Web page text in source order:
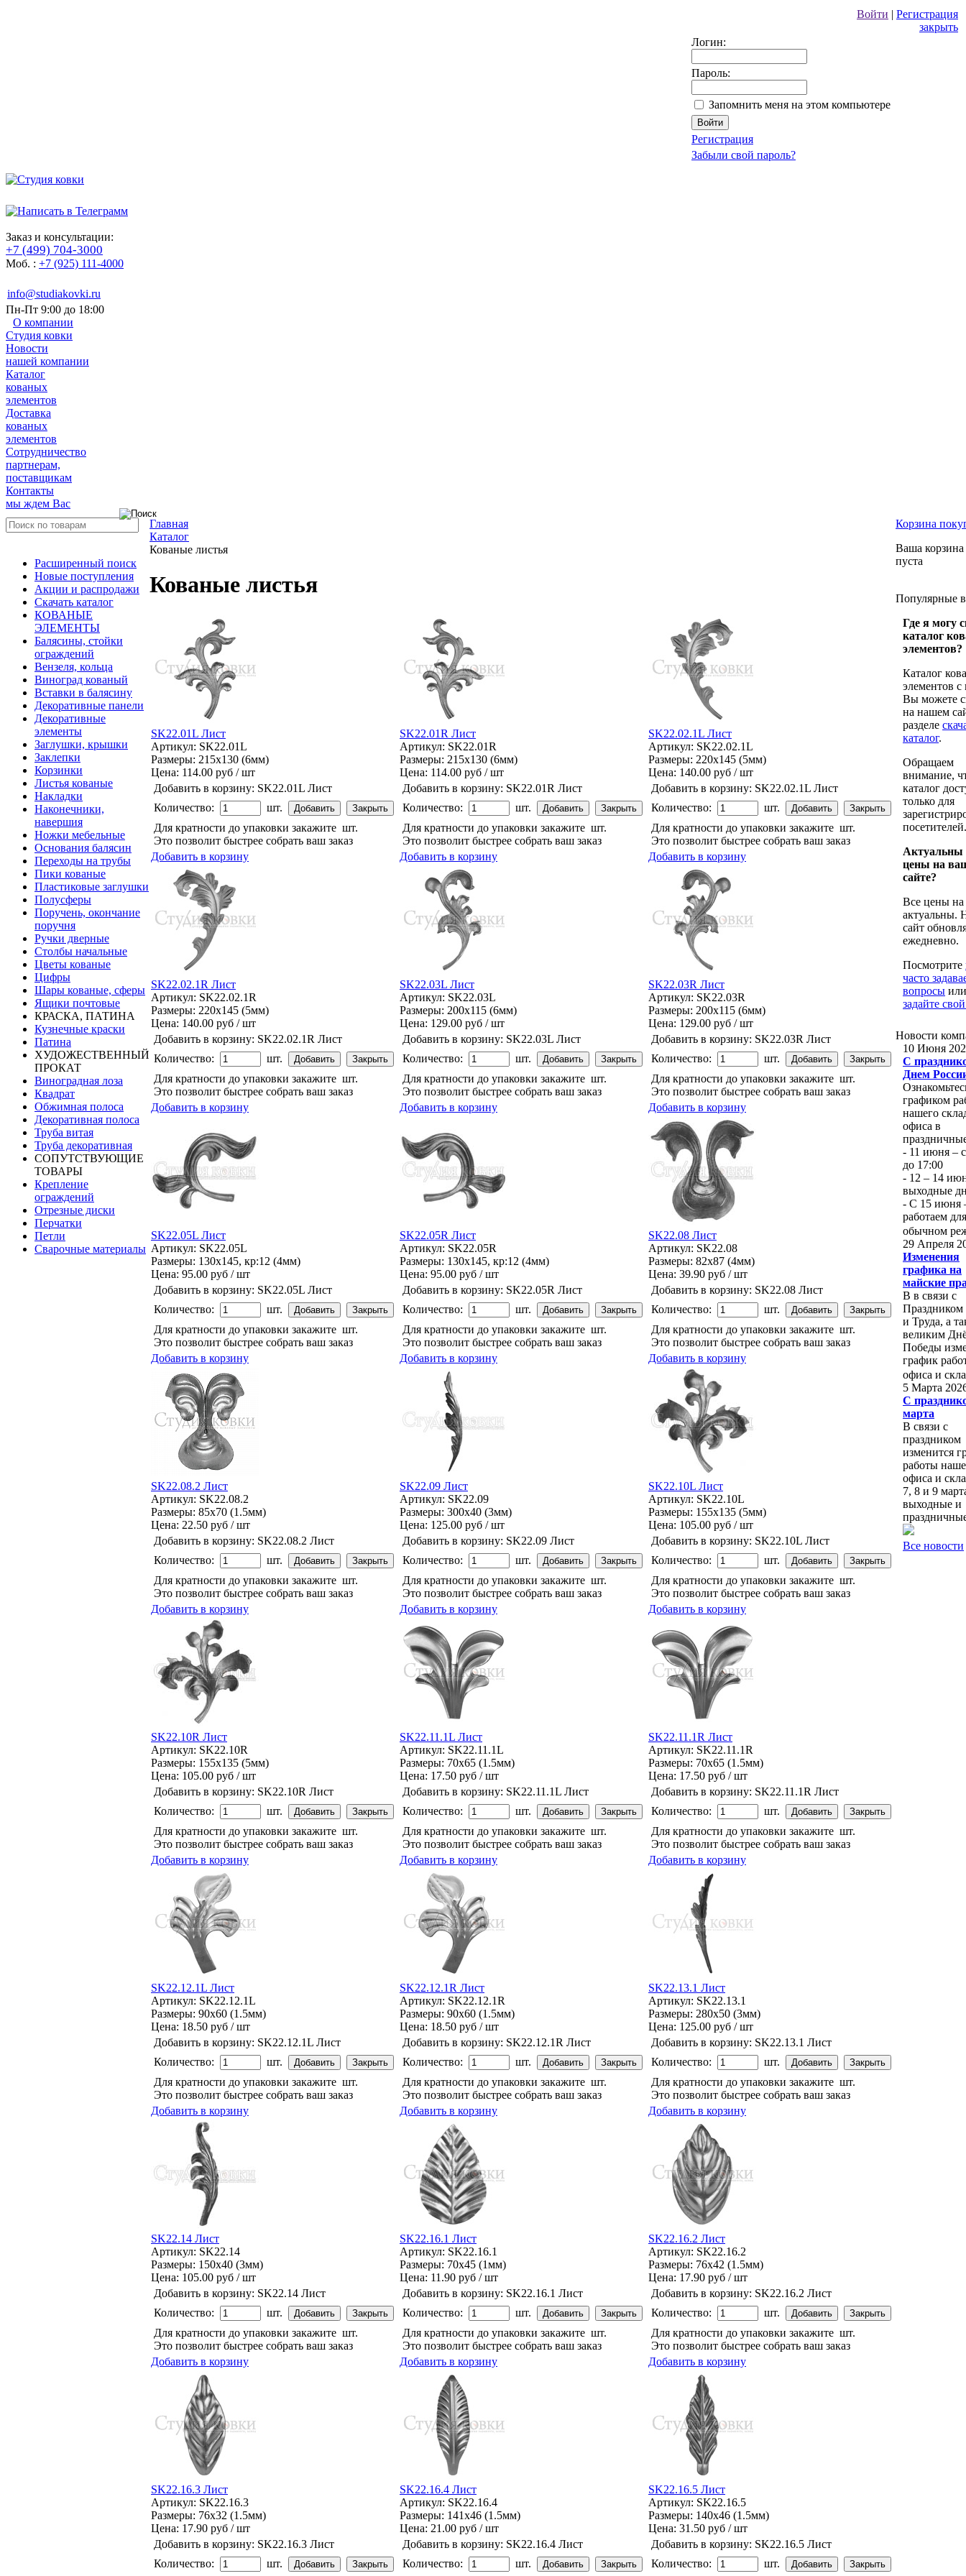
Войти | Регистрация
закрыть
Логин:
Пароль:
Запомнить меня на этом компьютере
Регистрация
Забыли свой пароль?
Заказ и консультации:
+7 (499) 704-3000
Моб. : +7 (925) 111-4000
info@studiakovki.ru
Пн-Пт 9:00 до 18:00
О компании
Студия ковки
Новости
нашей компании
Каталог
кованых
элементов
Доставка
кованых
элементов
Сотрудничество
партнерам,
поставщикам
Контакты
мы ждем Вас
Расширенный поиск
Новые поступления
Акции и распродажи
Скачать каталог
КОВАНЫЕ
ЭЛЕМЕНТЫ
Балясины, стойки
ограждений
Вензеля, кольца
Виноград кованый
Вставки в балясину
Декоративные панели
Декоративные
элементы
Заглушки, крышки
Заклепки
Корзинки
Листья кованые
Накладки
Наконечники,
навершия
Ножки мебельные
Основания балясин
Переходы на трубы
Пики кованые
Пластиковые заглушки
Полусферы
Поручень, окончание
поручня
Ручки дверные
Столбы начальные
Цветы кованые
Цифры
Шары кованые, сферы
Ящики почтовые
КРАСКА, ПАТИНА
Кузнечные краски
Патина
ХУДОЖЕСТВЕННЫЙ
ПРОКАТ
Виноградная лоза
Квадрат
Обжимная полоса
Декоративная полоса
Труба витая
Труба декоративная
СОПУТСТВУЮЩИЕ
ТОВАРЫ
Крепление
ограждений
Отрезные диски
Перчатки
Петли
Сварочные материалы
Главная
Каталог
Кованые листья
Кованые листья
SK22.01L Лист
Артикул: SK22.01L
Размеры: 215x130 (6мм)
Цена: 114.00 руб / шт
Добавить в корзину: SK22.01L Лист
Количество:
шт.
Для кратности до упаковки закажите шт.
Это позволит быстрее собрать ваш заказ
Добавить в корзину
SK22.01R Лист
Артикул: SK22.01R
Размеры: 215x130 (6мм)
Цена: 114.00 руб / шт
Добавить в корзину: SK22.01R Лист
Количество:
шт.
Для кратности до упаковки закажите шт.
Это позволит быстрее собрать ваш заказ
Добавить в корзину
SK22.02.1L Лист
Артикул: SK22.02.1L
Размеры: 220x145 (5мм)
Цена: 140.00 руб / шт
Добавить в корзину: SK22.02.1L Лист
Количество:
шт.
Для кратности до упаковки закажите шт.
Это позволит быстрее собрать ваш заказ
Добавить в корзину
SK22.02.1R Лист
Артикул: SK22.02.1R
Размеры: 220x145 (5мм)
Цена: 140.00 руб / шт
Добавить в корзину: SK22.02.1R Лист
Количество:
шт.
Для кратности до упаковки закажите шт.
Это позволит быстрее собрать ваш заказ
Добавить в корзину
SK22.03L Лист
Артикул: SK22.03L
Размеры: 200x115 (6мм)
Цена: 129.00 руб / шт
Добавить в корзину: SK22.03L Лист
Количество:
шт.
Для кратности до упаковки закажите шт.
Это позволит быстрее собрать ваш заказ
Добавить в корзину
SK22.03R Лист
Артикул: SK22.03R
Размеры: 200x115 (6мм)
Цена: 129.00 руб / шт
Добавить в корзину: SK22.03R Лист
Количество:
шт.
Для кратности до упаковки закажите шт.
Это позволит быстрее собрать ваш заказ
Добавить в корзину
SK22.05L Лист
Артикул: SK22.05L
Размеры: 130x145, кр:12 (4мм)
Цена: 95.00 руб / шт
Добавить в корзину: SK22.05L Лист
Количество:
шт.
Для кратности до упаковки закажите шт.
Это позволит быстрее собрать ваш заказ
Добавить в корзину
SK22.05R Лист
Артикул: SK22.05R
Размеры: 130x145, кр:12 (4мм)
Цена: 95.00 руб / шт
Добавить в корзину: SK22.05R Лист
Количество:
шт.
Для кратности до упаковки закажите шт.
Это позволит быстрее собрать ваш заказ
Добавить в корзину
SK22.08 Лист
Артикул: SK22.08
Размеры: 82x87 (4мм)
Цена: 39.90 руб / шт
Добавить в корзину: SK22.08 Лист
Количество:
шт.
Для кратности до упаковки закажите шт.
Это позволит быстрее собрать ваш заказ
Добавить в корзину
SK22.08.2 Лист
Артикул: SK22.08.2
Размеры: 85x70 (1.5мм)
Цена: 22.50 руб / шт
Добавить в корзину: SK22.08.2 Лист
Количество:
шт.
Для кратности до упаковки закажите шт.
Это позволит быстрее собрать ваш заказ
Добавить в корзину
SK22.09 Лист
Артикул: SK22.09
Размеры: 300x40 (3мм)
Цена: 125.00 руб / шт
Добавить в корзину: SK22.09 Лист
Количество:
шт.
Для кратности до упаковки закажите шт.
Это позволит быстрее собрать ваш заказ
Добавить в корзину
SK22.10L Лист
Артикул: SK22.10L
Размеры: 155x135 (5мм)
Цена: 105.00 руб / шт
Добавить в корзину: SK22.10L Лист
Количество:
шт.
Для кратности до упаковки закажите шт.
Это позволит быстрее собрать ваш заказ
Добавить в корзину
SK22.10R Лист
Артикул: SK22.10R
Размеры: 155x135 (5мм)
Цена: 105.00 руб / шт
Добавить в корзину: SK22.10R Лист
Количество:
шт.
Для кратности до упаковки закажите шт.
Это позволит быстрее собрать ваш заказ
Добавить в корзину
SK22.11.1L Лист
Артикул: SK22.11.1L
Размеры: 70x65 (1.5мм)
Цена: 17.50 руб / шт
Добавить в корзину: SK22.11.1L Лист
Количество:
шт.
Для кратности до упаковки закажите шт.
Это позволит быстрее собрать ваш заказ
Добавить в корзину
SK22.11.1R Лист
Артикул: SK22.11.1R
Размеры: 70x65 (1.5мм)
Цена: 17.50 руб / шт
Добавить в корзину: SK22.11.1R Лист
Количество:
шт.
Для кратности до упаковки закажите шт.
Это позволит быстрее собрать ваш заказ
Добавить в корзину
SK22.12.1L Лист
Артикул: SK22.12.1L
Размеры: 90x60 (1.5мм)
Цена: 18.50 руб / шт
Добавить в корзину: SK22.12.1L Лист
Количество:
шт.
Для кратности до упаковки закажите шт.
Это позволит быстрее собрать ваш заказ
Добавить в корзину
SK22.12.1R Лист
Артикул: SK22.12.1R
Размеры: 90x60 (1.5мм)
Цена: 18.50 руб / шт
Добавить в корзину: SK22.12.1R Лист
Количество:
шт.
Для кратности до упаковки закажите шт.
Это позволит быстрее собрать ваш заказ
Добавить в корзину
SK22.13.1 Лист
Артикул: SK22.13.1
Размеры: 280x50 (3мм)
Цена: 125.00 руб / шт
Добавить в корзину: SK22.13.1 Лист
Количество:
шт.
Для кратности до упаковки закажите шт.
Это позволит быстрее собрать ваш заказ
Добавить в корзину
SK22.14 Лист
Артикул: SK22.14
Размеры: 150x40 (3мм)
Цена: 105.00 руб / шт
Добавить в корзину: SK22.14 Лист
Количество:
шт.
Для кратности до упаковки закажите шт.
Это позволит быстрее собрать ваш заказ
Добавить в корзину
SK22.16.1 Лист
Артикул: SK22.16.1
Размеры: 70x45 (1мм)
Цена: 11.90 руб / шт
Добавить в корзину: SK22.16.1 Лист
Количество:
шт.
Для кратности до упаковки закажите шт.
Это позволит быстрее собрать ваш заказ
Добавить в корзину
SK22.16.2 Лист
Артикул: SK22.16.2
Размеры: 76x42 (1.5мм)
Цена: 17.90 руб / шт
Добавить в корзину: SK22.16.2 Лист
Количество:
шт.
Для кратности до упаковки закажите шт.
Это позволит быстрее собрать ваш заказ
Добавить в корзину
SK22.16.3 Лист
Артикул: SK22.16.3
Размеры: 76x32 (1.5мм)
Цена: 17.90 руб / шт
Добавить в корзину: SK22.16.3 Лист
Количество:
шт.
SK22.16.4 Лист
Артикул: SK22.16.4
Размеры: 141x46 (1.5мм)
Цена: 21.00 руб / шт
Добавить в корзину: SK22.16.4 Лист
Количество:
шт.
SK22.16.5 Лист
Артикул: SK22.16.5
Размеры: 140x46 (1.5мм)
Цена: 31.50 руб / шт
Добавить в корзину: SK22.16.5 Лист
Количество:
шт.
Корзина
Ваша корзина
пуста
Популярные
Где я могу
каталог
элементов?
Каталог
элементов
Вы можете
на нашем
разделе
каталог.
Обращаем
внимание,
каталог
только для
посетителей.
Актуальны
цены на
сайте?
Все цены на
актуальны.
сайт
ежедневно.
Посмотрите
часто
вопросы или
задайте
Новости
10 Июня
С
Днем
графиком
нашего
офиса в
- 11 июня –
до 17:00
- 12 – 14
выходные
- С 15
работаем
обычном
29 Апреля
Изменения
графика на
майские
В в связи с
и Труда, а
великим
Победы
график
офиса и
5 Марта
С
марта
В связи с
праздником
изменится
работы
офиса и
7, 8 и 9
выходные и
Все новости